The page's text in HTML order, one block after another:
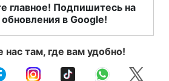
главное! Подпишитесь на
в Google!
нас там, где вам удобно!